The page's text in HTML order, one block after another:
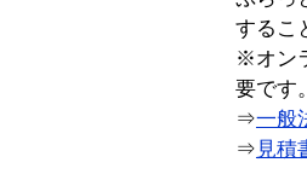
するこ
※オン
要です。
⇒一般
⇒ 見積